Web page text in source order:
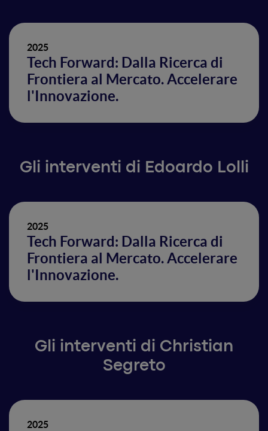
2025
Tech Forward: Dalla Ricerca di
Frontiera al Mercato. Accelerare
l'Innovazione.
Gli interventi di Edoardo Lolli
2025
Tech Forward: Dalla Ricerca di
Frontiera al Mercato. Accelerare
l'Innovazione.
Gli interventi di Christian
Segreto
2025